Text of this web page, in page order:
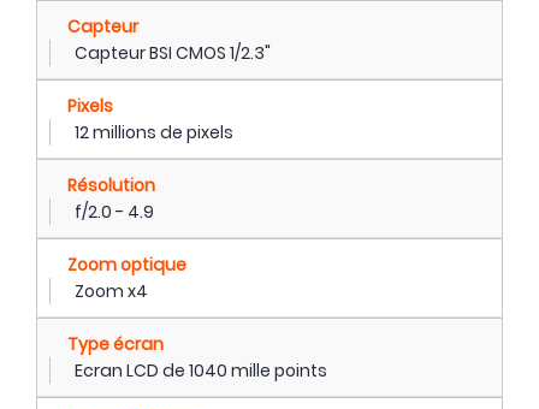
Capteur
Capteur BSI CMOS 1/2.3"
Pixels
12 millions de pixels
Résolution
f/2.0 - 4.9
Zoom optique
Zoom x4
Type écran
Ecran LCD de 1040 mille points